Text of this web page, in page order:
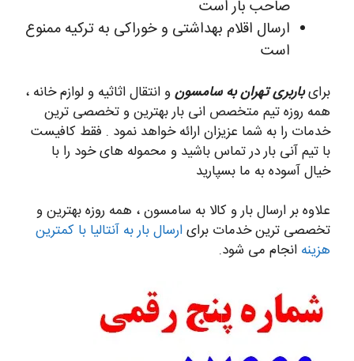
صاحب بار است
ارسال اقلام بهداشتی و خوراکی به ترکیه ممنوع
است
برایباربری تهران به سامسونو انتقال اثاثیه و لوازم خانه ،
همه روزه تیم متخصص انی بار بهترین و تخصصی ترین
خدمات را به شما عزیزان ارائه خواهد نمود . فقط کافیست
با تیم آنی بار در تماس باشید و محموله های خود را با
خیال آسوده به ما بسپارید
علاوه بر ارسال بار و کالا به سامسون ، همه روزه بهترین و
تخصصی ترین خدمات برایارسال بار به آنتالیا با کمترین
هزینه انجام می شود.